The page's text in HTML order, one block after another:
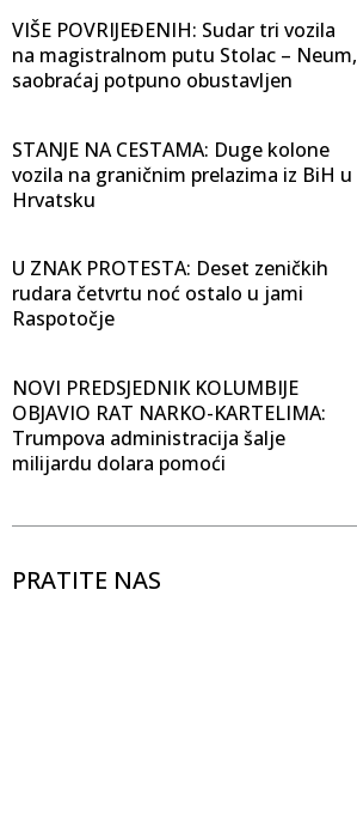
VIŠE POVRIJEĐENIH: Sudar tri vozila
na magistralnom putu Stolac – Neum,
saobraćaj potpuno obustavljen
STANJE NA CESTAMA: Duge kolone
vozila na graničnim prelazima iz BiH u
Hrvatsku
U ZNAK PROTESTA: Deset zeničkih
rudara četvrtu noć ostalo u jami
Raspotočje
NOVI PREDSJEDNIK KOLUMBIJE
OBJAVIO RAT NARKO-KARTELIMA:
Trumpova administracija šalje
milijardu dolara pomoći
PRATITE NAS